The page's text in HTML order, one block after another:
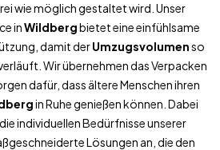
wie möglich gestaltet wird. Unser
inWildbergbietet eine einfühlsame
damit derUmzugsvolumenso
Wir übernehmen das Verpacken
dafür, dass ältere Menschen ihren
in Ruhe genießen können. Dabei
individuellen Bedürfnisse unserer
Lösungen an, die den